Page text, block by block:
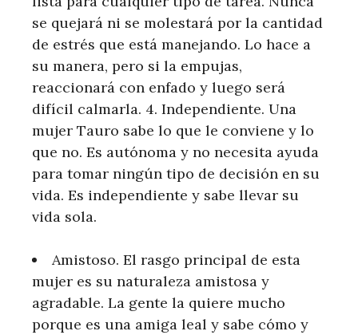
se quejará ni se molestará por la cantidad
de estrés que está manejando. Lo hace a
su manera, pero si la empujas,
reaccionará con enfado y luego será
difícil calmarla. 4. Independiente. Una
mujer Tauro sabe lo que le conviene y lo
que no. Es autónoma y no necesita ayuda
para tomar ningún tipo de decisión en su
vida. Es independiente y sabe llevar su
vida sola.
Amistoso. El rasgo principal de esta
mujer es su naturaleza amistosa y
agradable. La gente la quiere mucho
porque es una amiga leal y sabe cómo y